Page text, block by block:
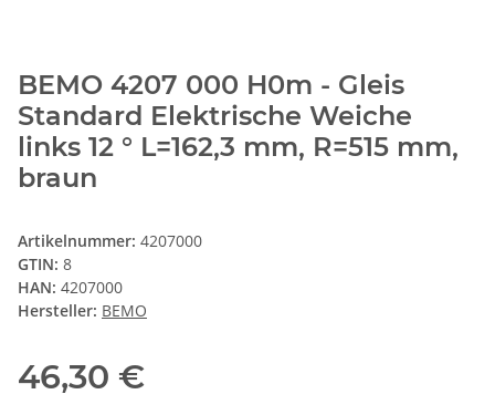
BEMO 4207 000 H0m - Gleis
Standard Elektrische Weiche
links 12 ° L=162,3 mm, R=515 mm,
braun
Artikelnummer: 4207000
GTIN: 8
HAN: 4207000
Hersteller: BEMO
46,30 €